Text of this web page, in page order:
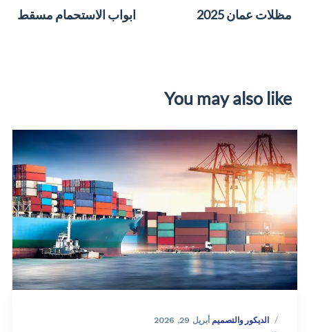
ابواب الاستحمام مسقط مظلات عمان 2025
You may also like
الديكور والتصميم أبريل 29, 2026